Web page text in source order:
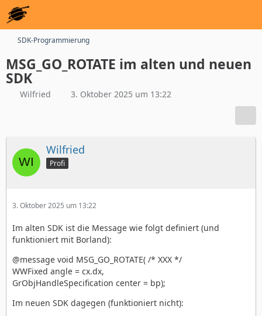
SDK-Programmierung
MSG_GO_ROTATE im alten und neuen
SDK
Wilfried 3. Oktober 2025 um 13:22
Wilfried
Profi
3. Oktober 2025 um 13:22
Im alten SDK ist die Message wie folgt definiert (und
funktioniert mit Borland):
@message void MSG_GO_ROTATE( /* XXX */
WWFixed angle = cx.dx,
GrObjHandleSpecification center = bp);
Im neuen SDK dagegen (funktioniert nicht):